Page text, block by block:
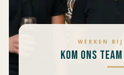
WERKEN
KOM ONS